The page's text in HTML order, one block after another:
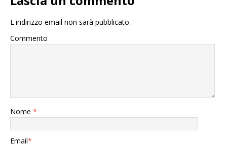
L'indirizzo email non sarà pubblicato.
Commento
Nome *
Email*